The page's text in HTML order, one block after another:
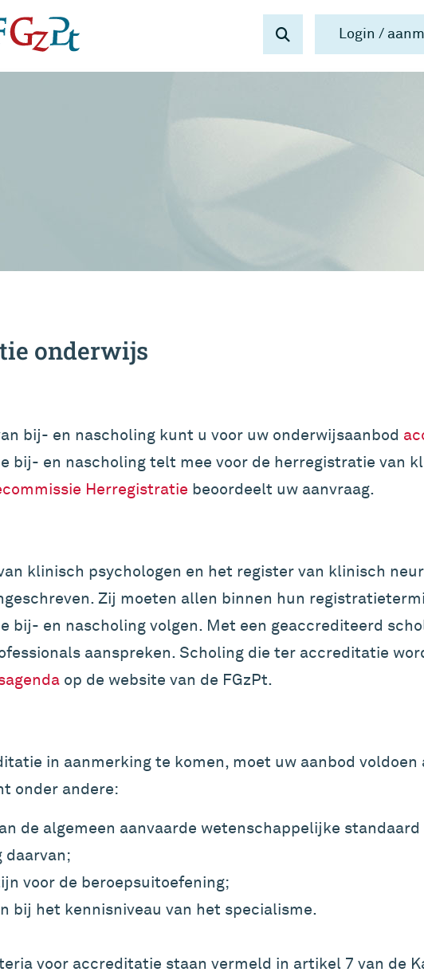
Login /
onderwijs
bij- en nascholing kunt u voor uw onderwijsaanbod
bij- en nascholing telt mee voor de herregistratie van
Herregistratie beoordeelt uw aanvraag.
klinisch psychologen en het register van klinisch
Zij moeten allen binnen hun
bij- en nascholing volgen. Met een geaccrediteerd
aanspreken. Scholing die ter accreditatie
op de website van de FGzPt.
in aanmerking te komen, moet uw aanbod
onder andere:
de algemeen aanvaarde wetenschappelijke
daarvan;
voor de beroepsuitoefening;
bij het kennisniveau van het specialisme.
voor accreditatie staan vermeld in artikel 7 van de